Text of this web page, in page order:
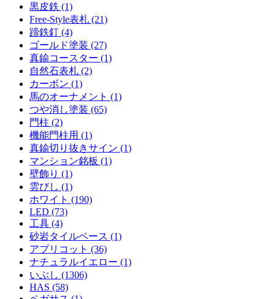
黒皮鉄 (1)
Free-Style表札 (21)
蹄鉄釘 (4)
ゴールド塗装 (27)
真鍮コースター (1)
自然石表札 (2)
カーボン (1)
馬のオーナメント (1)
つや消し塗装 (65)
門柱 (2)
機能門柱用 (1)
真鍮切り抜きサイン (1)
マンション銘板 (1)
壁飾り (1)
雲びし (1)
ホワイト (190)
LED (73)
工具 (4)
砂岩タイルベース (1)
アプリコット (36)
ナチュラルイエロー (1)
いぶし (1306)
HAS (58)